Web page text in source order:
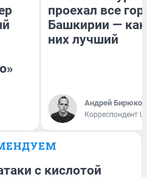
проехал все
Башкирии —
них лучший
Андрей Бирюков
Корреспондент
с кислотой